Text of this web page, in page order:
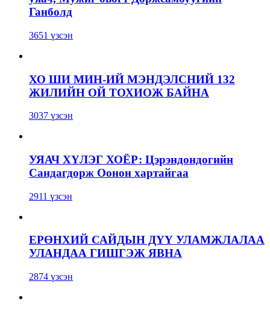
Ганболд
3651 үзсэн
ХО ШИ МИН-ИЙ МЭНДЭЛСНИЙ 132
ЖИЛИЙН ОЙ ТОХИОЖ БАЙНА
3037 үзсэн
УЯАЧ ХҮЛЭГ ХОЁР: Цэрэндондогийн
Сандагдорж Оонон хартайгаа
2911 үзсэн
ЕРӨНХИЙ САЙДЫН ДҮҮ УЛАМЖЛАЛАА
УЛАНДАА ГИШГЭЖ ЯВНА
2874 үзсэн